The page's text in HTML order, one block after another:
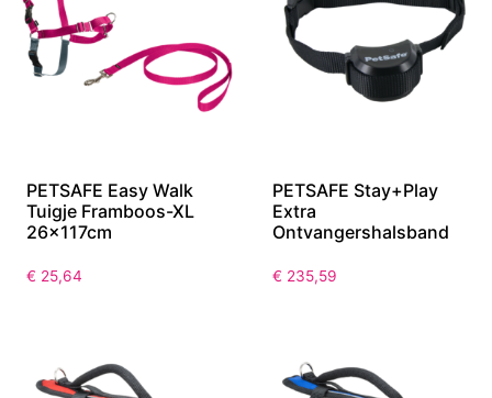
PETSAFE Easy Walk
Tuigje Framboos-XL
26x117cm
€ 25,64
PETSAFE Stay+Play
Extra
Ontvangershalsband
€ 235,59